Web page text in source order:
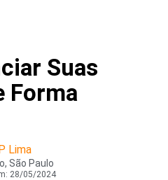
Suas
Forma
Lima
São Paulo
28/05/2024